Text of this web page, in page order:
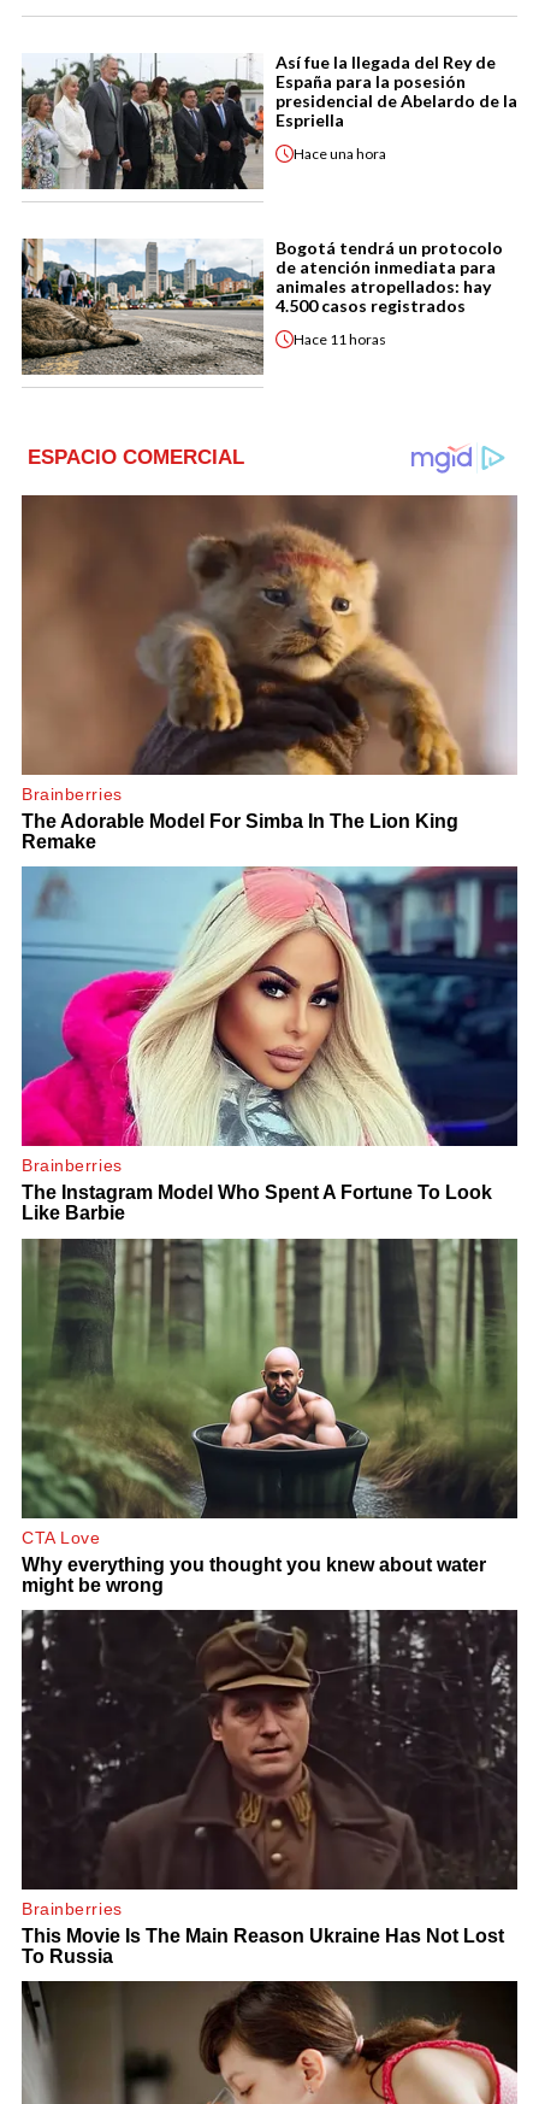
Así fue la llegada del Rey de
España para la posesión
presidencial de Abelardo de la
Espriella
Haceuna hora
Bogotá tendrá un protocolo
de atención inmediata para
animales atropellados: hay
4.500 casos registrados
Hace 11 horas